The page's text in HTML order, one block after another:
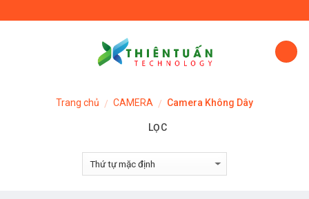
to
Trang chủ / CAMERA / Camera Không Dây
LỌC